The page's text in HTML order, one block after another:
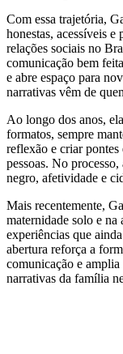
Com essa trajetória,
honestas, acessíveis
relações sociais no
comunicação bem
e abre espaço para
narrativas vêm de
Ao longo dos anos,
formatos, sempre
reflexão e criar pontes
pessoas. No
negro, afetividade e
Mais recentemente,
maternidade solo e
experiências que
abertura reforça a
comunicação e
narrativas da família